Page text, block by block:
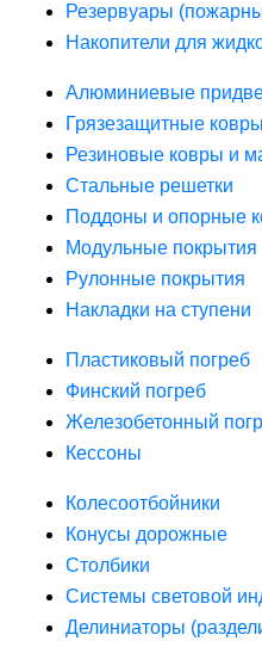
Резервуары
Накопители для
Алюминиевые
Грязезащитные ковры
Резиновые ковры и
Стальные решетки
Поддоны и опорные
Модульные покрытия
Рулонные покрытия
Накладки на ступени
Пластиковый погреб
Финский погреб
Железобетонный
Кессоны
Колесоотбойники
Конусы дорожные
Столбики
Системы световой
Делиниаторы